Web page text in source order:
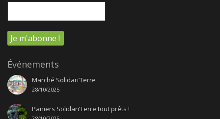
Événements
Marché Solidari’Terre
28/10/2025
Paniers Solidari’Terre tout prêts !